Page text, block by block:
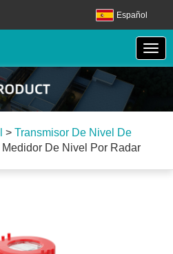
Español
> Transmisor De Nivel De
De Nivel Por Radar